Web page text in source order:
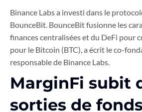
Binance Labs a investi dans le
BounceBit. BounceBit fusionne les
finances centralisées et du DeFi pour
pour le Bitcoin (BTC), a écrit le co-
responsable de Binance Labs.
MarginFi subit
sorties de